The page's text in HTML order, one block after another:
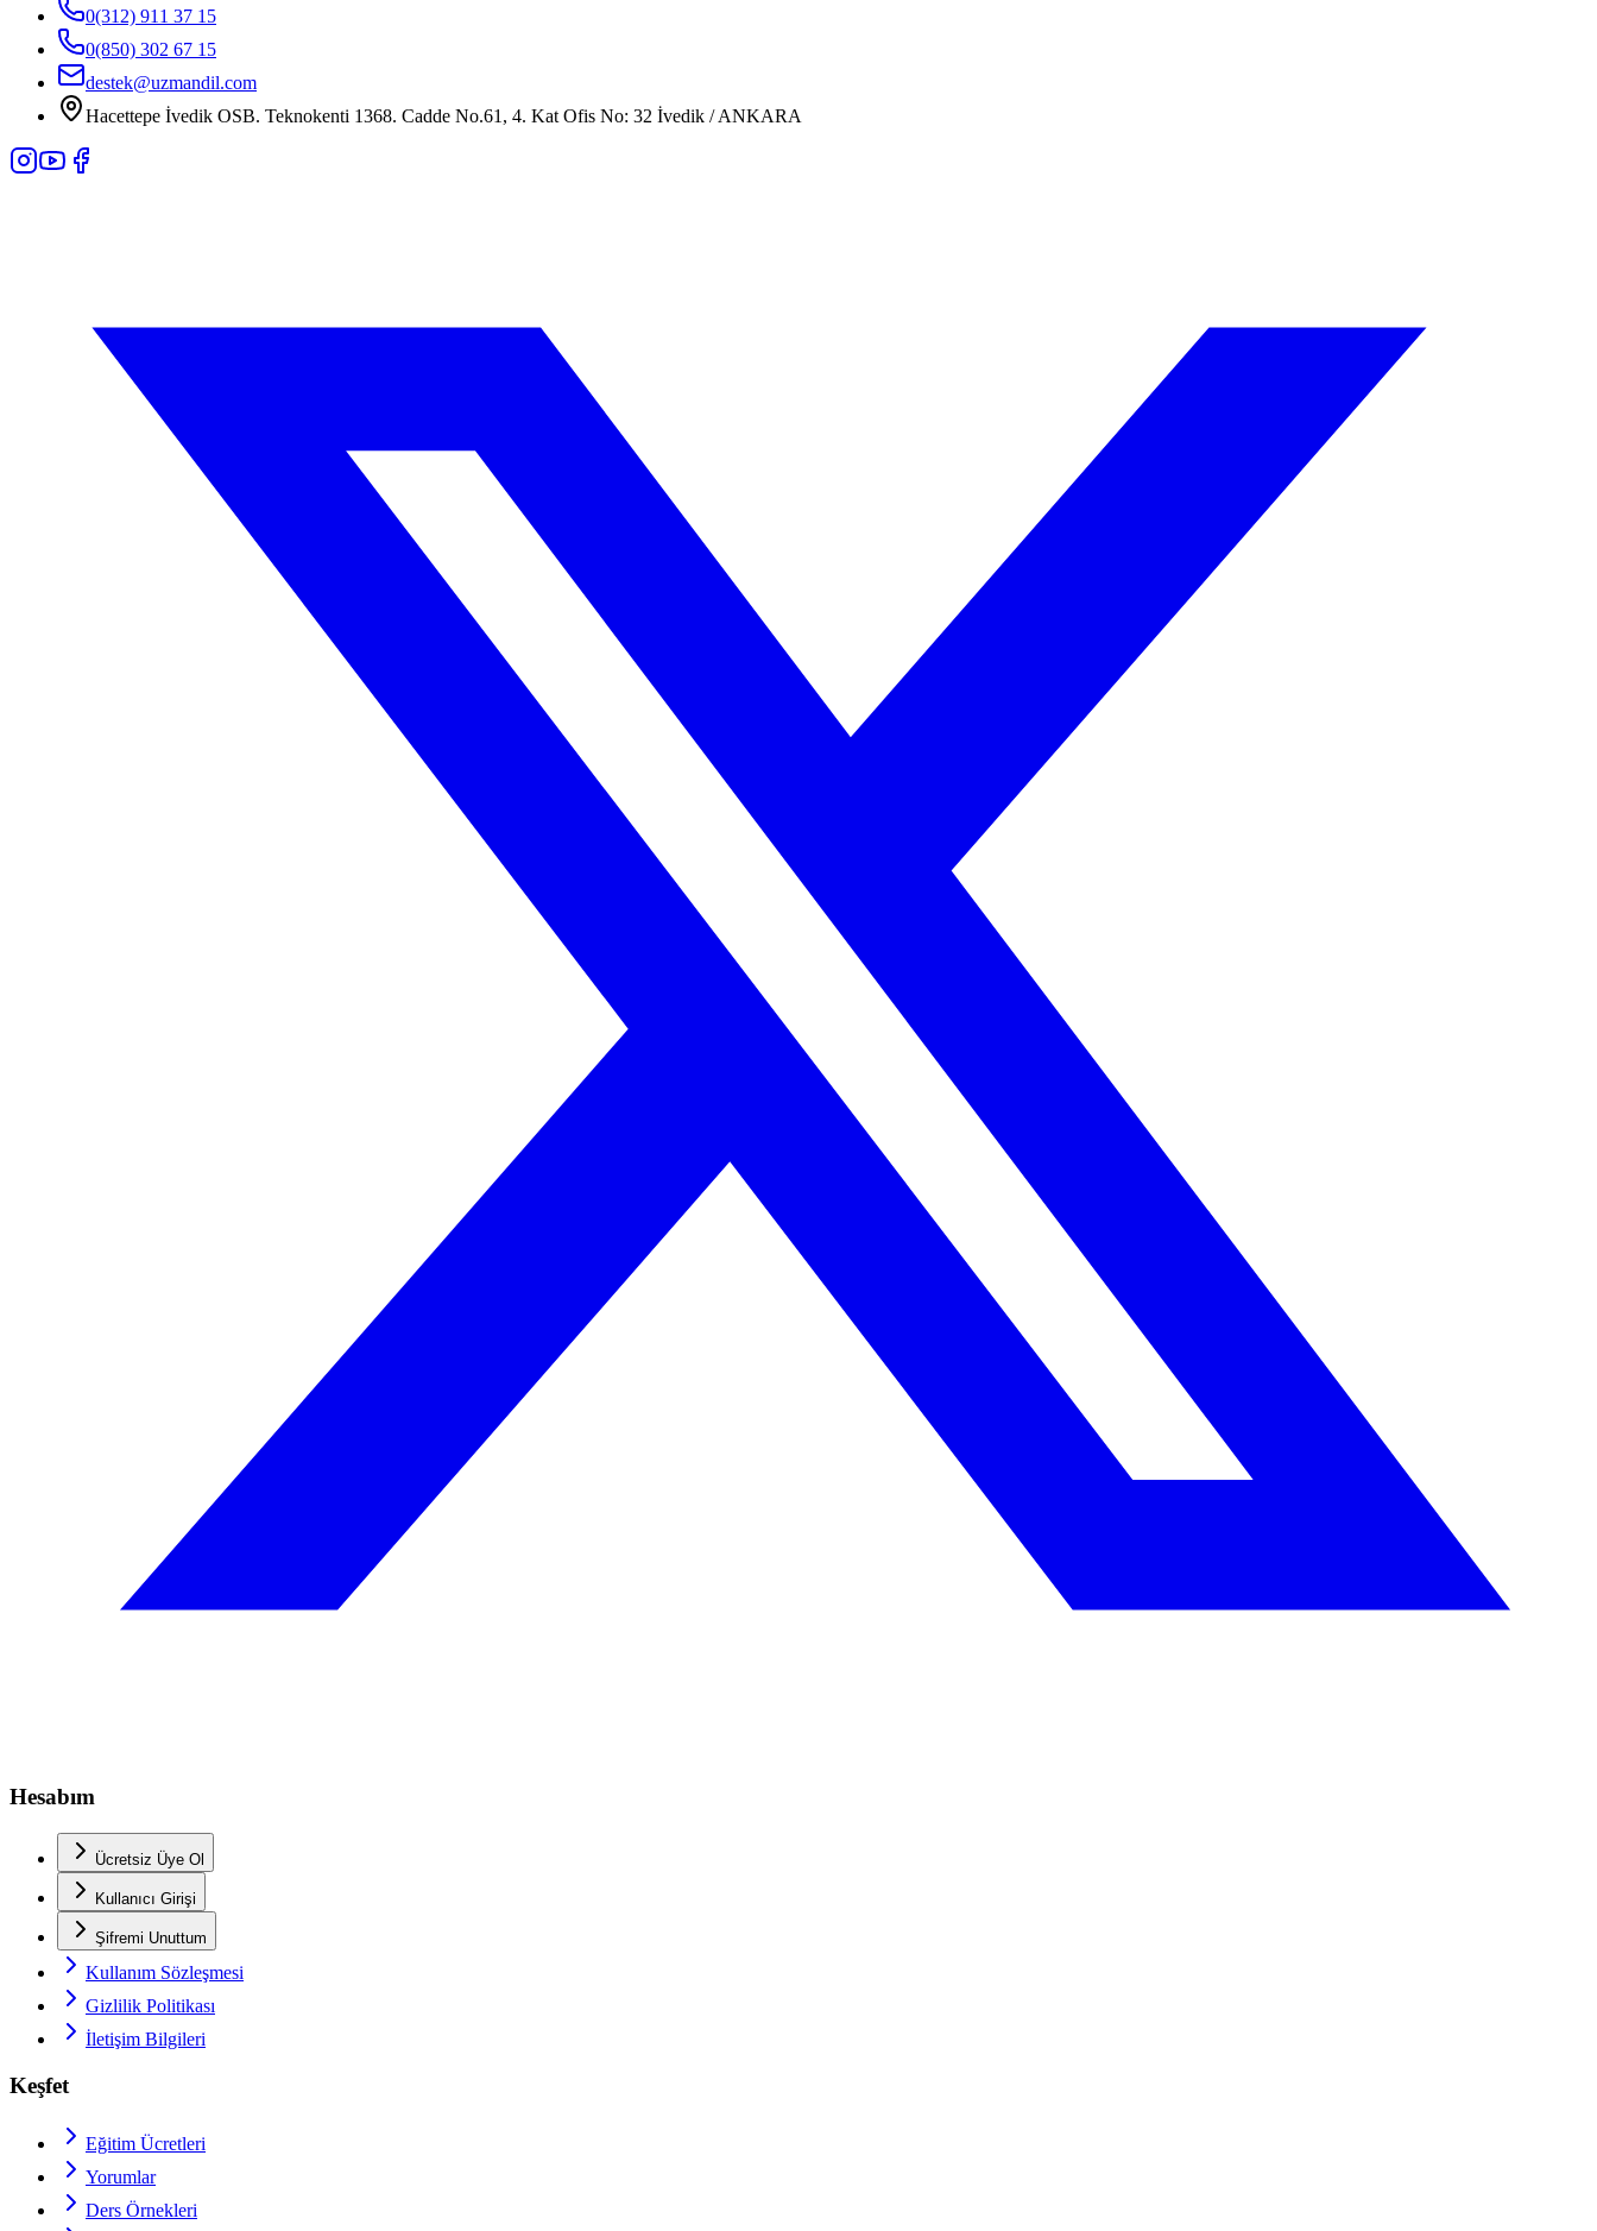
0(312) 911 37 15
0(850) 302 67 15
destek@uzmandil.com
Hacettepe İvedik OSB. Teknokenti 1368. Cadde No.61, 4. Kat Ofis No: 32 İvedik / ANKARA
Hesabım
Ücretsiz Üye Ol
Kullanıcı Girişi
Şifremi Unuttum
Kullanım Sözleşmesi
Gizlilik Politikası
İletişim Bilgileri
Keşfet
Eğitim Ücretleri
Yorumlar
Ders Örnekleri